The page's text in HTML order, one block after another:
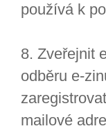
používá k
8. Zveřejnit
odběru e-
mailové